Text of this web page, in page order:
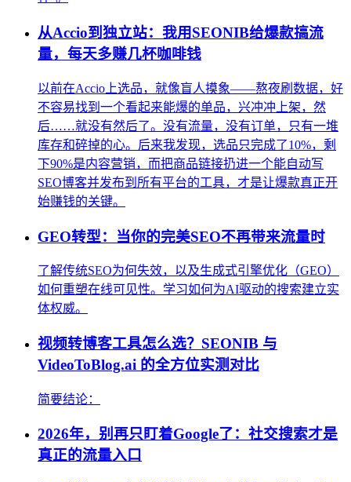
从Accio到独立站：我用SEONIB给爆款搞流
量，每天多赚几杯咖啡钱
以前在Accio上选品，就像盲人摸象——熬夜刷数据，好
不容易找到一个看起来能爆的单品，兴冲冲上架，然
后……就没有然后了。没有流量，没有订单，只有一堆
库存和碎掉的心。后来我发现，选品只完成了10%，剩
下90%是内容营销，而把商品链接扔进一个能自动写
SEO博客并发布到所有平台的工具，才是让爆款真正开
始赚钱的关键。
GEO转型：当你的完美SEO不再带来流量时
了解传统SEO为何失效，以及生成式引擎优化（GEO）
如何重塑在线可见性。学习如何为AI驱动的搜索建立实
体权威。
视频转博客工具怎么选？SEONIB 与
VideoToBlog.ai 的全方位实测对比
简要结论：
2026年，别再只盯着Google了：社交搜索才是
真正的流量入口